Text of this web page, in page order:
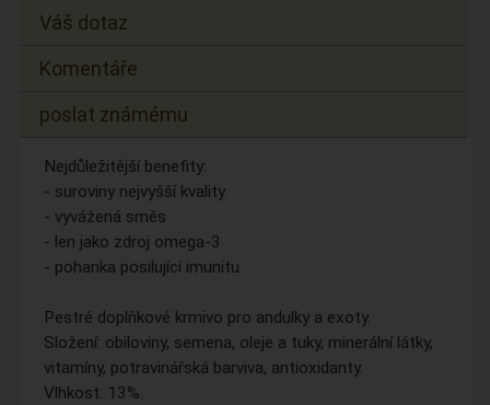
Váš dotaz
Komentáře
poslat známému
Nejdůležitější benefity:
- suroviny nejvyšší kvality
- vyvážená směs
- len jako zdroj omega-3
- pohanka posilující imunitu
Pestré doplňkové krmivo pro andulky a exoty.
Složení: obiloviny, semena, oleje a tuky, minerální látky,
vitamíny, potravinářská barviva, antioxidanty.
Vlhkost: 13%.